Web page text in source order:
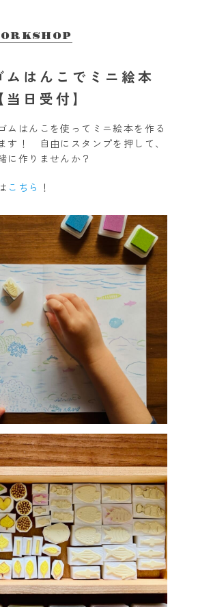
はんこでミニ絵本
日受付】
ムはんこを使ってミニ絵本を作る
す！ 自由にスタンプを押して、
に作りませんか？
こちら ！